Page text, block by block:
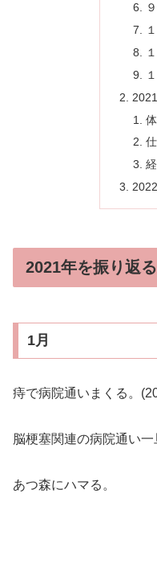
2021年を振り返る
1月
痔で病院通いまくる。
脳梗塞関連の病院通い一
あつ森にハマる。